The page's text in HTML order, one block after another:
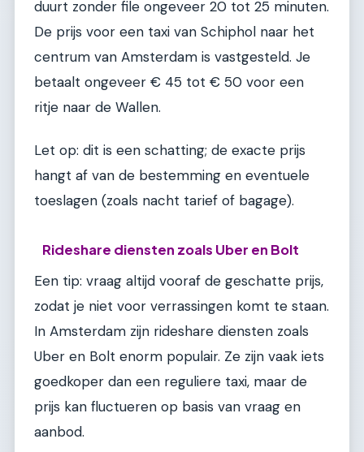
duurt zonder file ongeveer 20 tot 25 minuten.
De prijs voor een taxi van Schiphol naar het
centrum van Amsterdam is vastgesteld. Je
betaalt ongeveer € 45 tot € 50 voor een
ritje naar de Wallen.
Let op: dit is een schatting; de exacte prijs
hangt af van de bestemming en eventuele
toeslagen (zoals nacht tarief of bagage).
Rideshare diensten zoals Uber en Bolt
Een tip: vraag altijd vooraf de geschatte prijs,
zodat je niet voor verrassingen komt te staan.
In Amsterdam zijn rideshare diensten zoals
Uber en Bolt enorm populair. Ze zijn vaak iets
goedkoper dan een reguliere taxi, maar de
prijs kan fluctueren op basis van vraag en
aanbod.